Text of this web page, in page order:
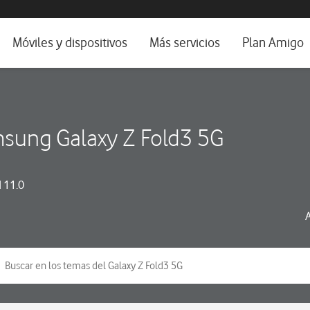
e idioma
Móviles y dispositivos
Ver todos
Más servicios Plan Amigo
Galaxy Z Fold3 5G
11.0